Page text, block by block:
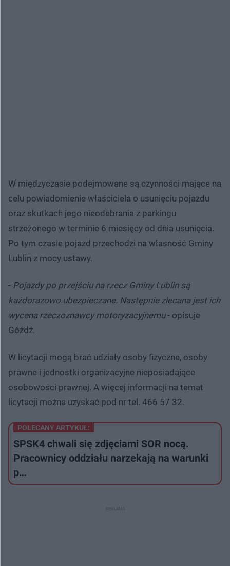
W międzyczasie podejmowane są czynności mające na
celu powiadomienie właściciela o usunięciu pojazdu
oraz skutkach jego nieodebrania z parkingu
strzeżonego w terminie 6 miesięcy od dnia usunięcia.
Po tym czasie pojazd przechodzi na własność Gminy
Lublin z mocy ustawy.
- Pojazdy po przejściu na rzecz Gminy Lublin są
każdorazowo ubezpieczane. Następnie zlecana jest ich
wycena rzeczoznawcy motoryzacyjnemu- opisuje
Góźdź.
W licytacji mogą brać udziały osoby fizyczne, osoby
prawne i jednostki organizacyjne nieposiadające
osobowości prawnej. A więcej informacji na temat
licytacji można uzyskać pod nr tel. 466 57 32.
POLECANY ARTYKUŁ:
SPSK4 chwali się zdjęciami SOR nocą.
Pracownicy oddziału narzekają na warunki
p…